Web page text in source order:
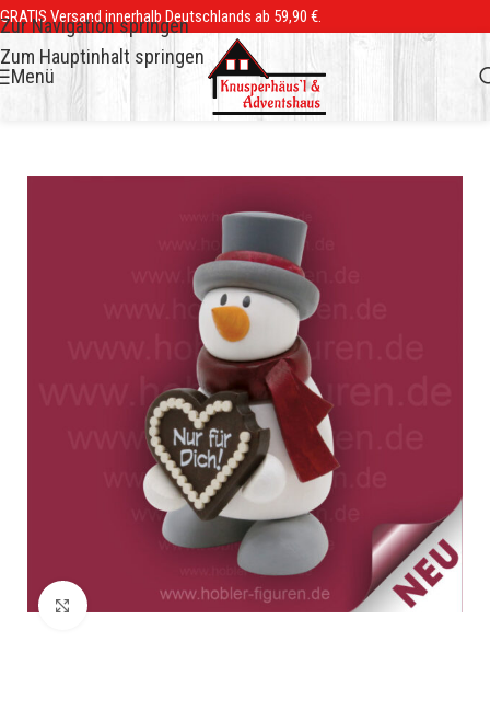
Zur Navigation springen
Zum Hauptinhalt springen
GRATIS Versand innerhalb Deutschlands ab 59,90 €.
Menü
Zum Vergrößern klicken